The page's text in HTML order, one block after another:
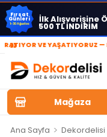
Fırsat
Günleri
1-30 Ağustos İlk Alışverişine
500 TL İNDİRİM
» VE YAŞATIYORUZ —
Mağaza
Ana Sayfa > Dekordelisi